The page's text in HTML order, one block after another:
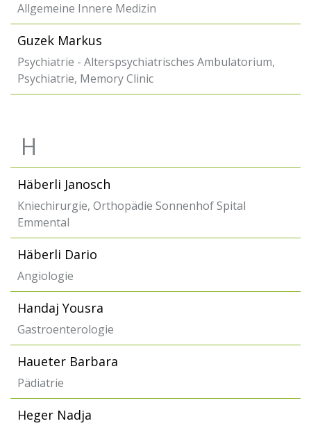
Allgemeine Innere Medizin
Guzek Markus
Psychiatrie - Alterspsychiatrisches Ambulatorium,
Psychiatrie, Memory Clinic
H
Häberli Janosch
Kniechirurgie, Orthopädie Sonnenhof Spital
Emmental
Häberli Dario
Angiologie
Handaj Yousra
Gastroenterologie
Haueter Barbara
Pädiatrie
Heger Nadja